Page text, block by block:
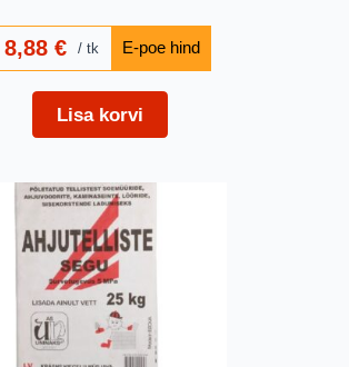
8,88€ tk
Lisa korvi